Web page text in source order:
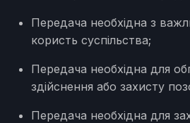
Передача необхідна з
користь суспільства;
Передача необхідна для
здійснення або захисту
Передача необхідна для